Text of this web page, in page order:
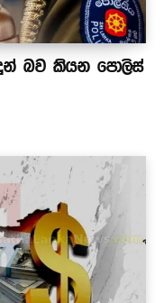
බව කියන පොලිස්